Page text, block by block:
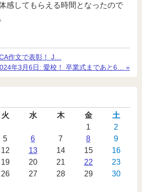
感してもらえる時間となったので
作文で表彰！ J…
年3月6日: 愛校！ 卒業式まであと6… »
火 水 木 金
土
1
2
5 6 7 8
9
12 13 14 15
16
19 20 21 22
23
26 27 28 29
30